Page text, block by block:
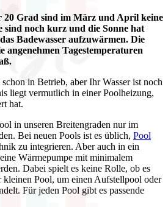
20 Grad sind im März und April keine
sind noch kurz und die Sonne hat
Badewasser aufzuwärmen. Die
angenehmen Tagestemperaturen
in Betrieb, aber Ihr Wasser ist noch
liegt vermutlich in einer Poolheizung,
hat.
in unseren Breitengraden nur im
Bei neuen Pools ist es üblich, Pool
zu integrieren. Aber auch in ein
Wärmepumpe mit minimalem
Dabei spielt es keine Rolle, ob es
kleinen Pool, um einen Aufstellpool oder
Für jeden Pool gibt es passende